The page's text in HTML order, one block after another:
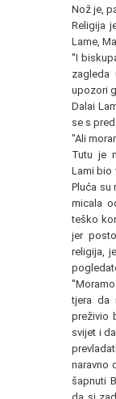
Nož je,
Religija
Lame,
''I
upozori
Dalai
se s
"Ali
Tutu je
Lami bio
Pluća su
micala
teško
jer
religija,
tjera da
preživio
svijet i
naravno
šapnuti